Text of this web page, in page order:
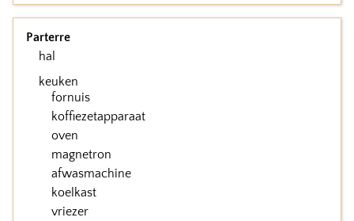
Parterre
hal
keuken
fornuis
koffiezetapparaat
oven
magnetron
afwasmachine
koelkast
vriezer